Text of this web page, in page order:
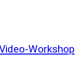
Workshop